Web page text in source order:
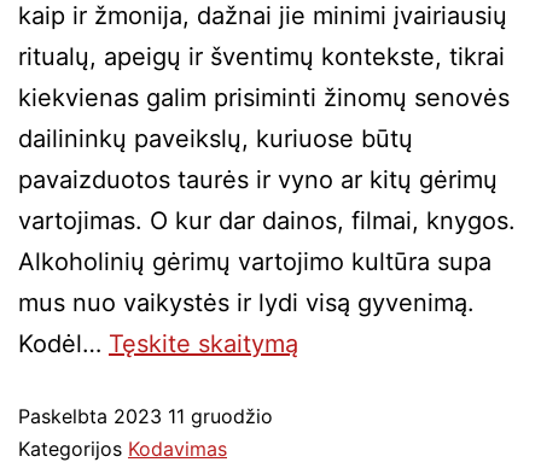
kaip ir žmonija, dažnai jie minimi įvairiausių
ritualų, apeigų ir šventimų kontekste, tikrai
kiekvienas galim prisiminti žinomų senovės
dailininkų paveikslų, kuriuose būtų
pavaizduotos taurės ir vyno ar kitų gėrimų
vartojimas. O kur dar dainos, filmai, knygos.
Alkoholinių gėrimų vartojimo kultūra supa
mus nuo vaikystės ir lydi visą gyvenimą.
Kodėl… Tęskite skaitymą
Paskelbta 2023 11 gruodžio
Kategorijos Kodavimas